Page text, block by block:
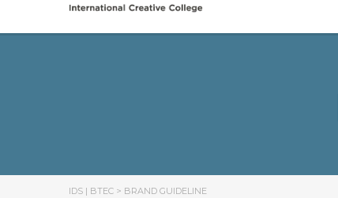
IDS | BTEC > BRAND GUIDELINE